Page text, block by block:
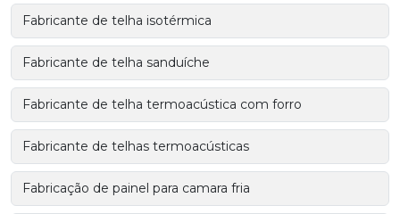
Fabricante de telha isotérmica
Fabricante de telha sanduíche
Fabricante de telha termoacústica com forro
Fabricante de telhas termoacústicas
Fabricação de painel para camara fria